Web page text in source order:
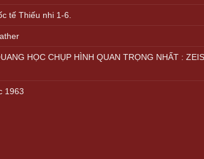
tế Thiếu nhi 1-6.
HỌC CHỤP HÌNH QUAN TRỌNG NHẤT :
1963